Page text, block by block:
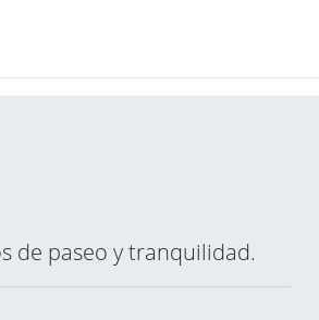
de paseo y tranquilidad.